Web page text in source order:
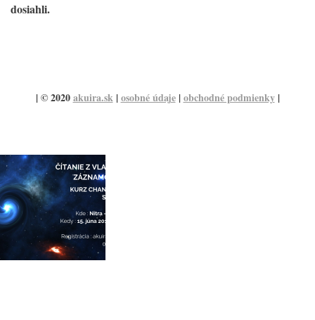
dosiahli.
| © 2020akuira.sk|osobné údaje|obchodné podmienky|